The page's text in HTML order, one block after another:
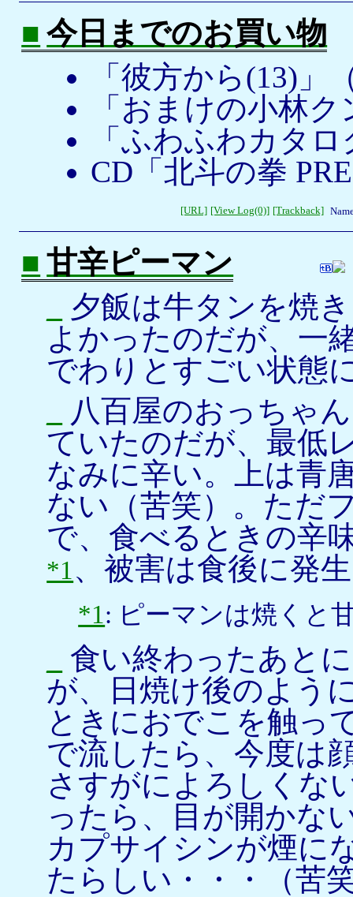
■ 今日までのお買い物
「彼方から(13)」
「おまけの小林
「ふわふわカタ
CD「北斗の拳
[URL] [View Log(0)] [Trackback]
■ 甘辛ピーマン
夕飯は牛タンを焼
よかったのだが、一
でわりとすごい状態
八百屋のおっちゃ
ていたのだが、最低
なみに辛い。上は青
ない（苦笑）。ただ
で、食べるときの辛
*1 、被害は食後に発
*1: ピーマンは焼くと
食い終わったあと
が、日焼け後のよう
ときにおでこを触っ
で流したら、今度は
さすがによろしくな
ったら、目が開かな
カプサイシンが煙に
たらしい・・・（苦